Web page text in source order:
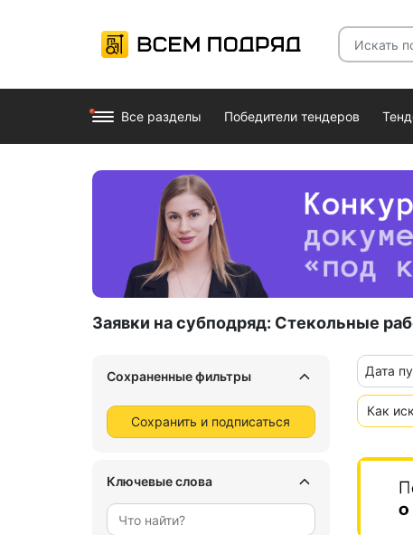
Все разделы Победители тендеров
Заявки на субподряд: Стекольные
Сохраненные фильтры
Сохранить и подписаться
Ключевые слова
Дата
Как